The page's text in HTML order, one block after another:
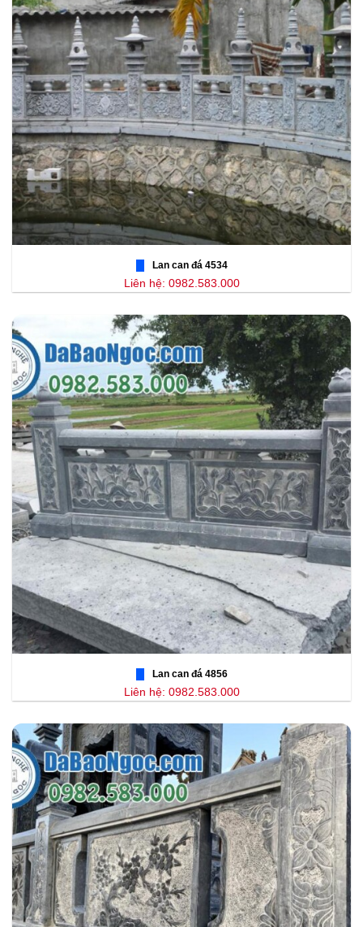
Lan can đá 4534
Liên hệ: 0982.583.000
Lan can đá 4856
Liên hệ: 0982.583.000